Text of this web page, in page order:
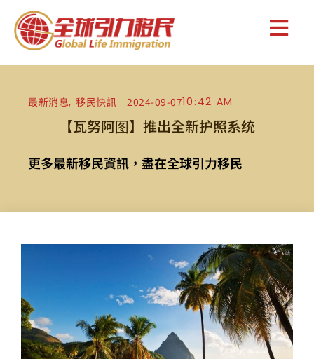
最新消息,移民快訊 2024-09-0710:42 AM
【瓦努阿图】推出全新护照系统
更多最新移民資訊，盡在全球引力移民